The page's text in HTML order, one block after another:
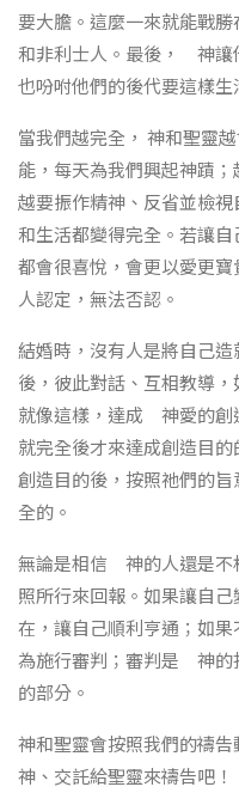
要大膽。這麼一來就能戰
和非利士人。最後， 神讓
也吩咐他們的後代要這樣生
當我們越完全， 神和聖靈
能，每天為我們興起神蹟
越要振作精神、反省並檢
和生活都變得完全。若讓
都會很喜悅，會更以愛更
人認定，無法否認。
結婚時，沒有人是將自己
後，彼此對話、互相教導
就像這樣，達成 神愛的創
就完全後才來達成創造目
創造目的後，按照祂們的
全的。
無論是相信 神的人還是
照所行來回報。如果讓自
在，讓自己順利亨通；如
為施行審判；審判是 神的
的部分。
神和聖靈會按照我們的禱
神、交託給聖靈來禱告吧！